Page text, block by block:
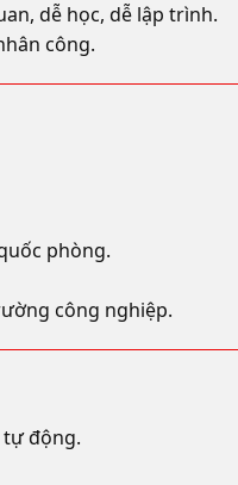
dễ học, dễ lập trình.
công.
phòng.
công nghiệp.
động.